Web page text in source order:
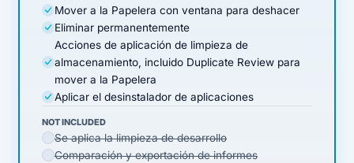
Mover a la Papelera con ventana para deshacer
Eliminar permanentemente
Acciones de aplicación de limpieza de
almacenamiento, incluido Duplicate Review para
mover a la Papelera
Aplicar el desinstalador de aplicaciones
NOT INCLUDED
Se aplica la limpieza de desarrollo
Comparación y exportación de informes